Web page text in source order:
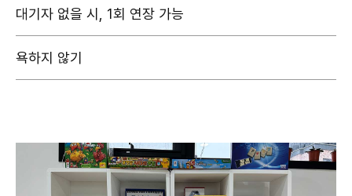
대기자 없을 시, 1회 연장 가능
욕하지 않기